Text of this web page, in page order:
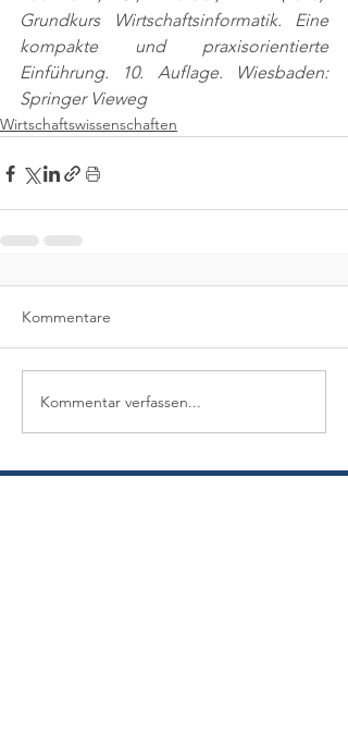
Grundkurs Wirtschaftsinformatik. Eine
kompakte und praxisorientierte
Einführung. 10. Auflage. Wiesbaden:
Springer Vieweg
Wirtschaftswissenschaften
Kommentare
Kommentar verfassen...